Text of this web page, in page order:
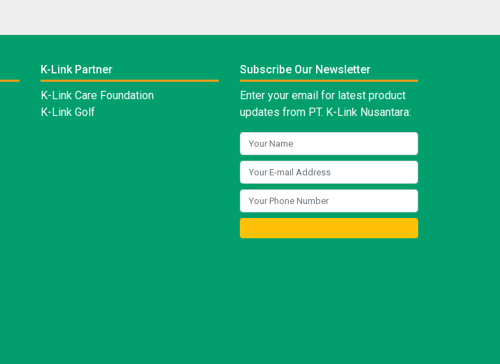
K-Link Partner
K-Link Care Foundation
K-Link Golf
Subscribe Our Newsletter
Enter your email for latest product
updates from PT. K-Link Nusantara: